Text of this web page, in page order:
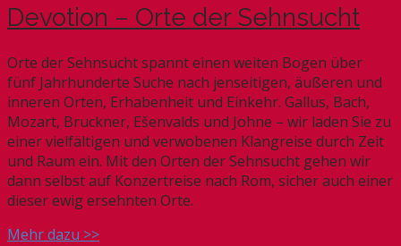
Devotion – Orte der Sehnsucht
Orte der Sehnsucht spannt einen weiten Bogen über
fünf Jahrhunderte Suche nach jenseitigen, äußeren und
inneren Orten, Erhabenheit und Einkehr. Gallus, Bach,
Mozart, Bruckner, Ešenvalds und Johne – wir laden Sie zu
einer vielfältigen und verwobenen Klangreise durch Zeit
und Raum ein. Mit den Orten der Sehnsucht gehen wir
dann selbst auf Konzertreise nach Rom, sicher auch einer
dieser ewig ersehnten Orte.
Mehr dazu >>